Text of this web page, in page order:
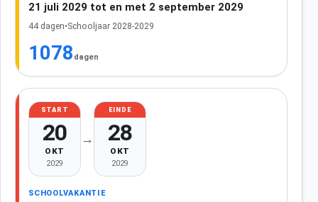
21 juli 2029 tot en met 2 september 2029
44 dagen•Schooljaar 2028-2029
1078 dagen
START
20
OKT
2029
→
EINDE
28
OKT
2029
SCHOOLVAKANTIE